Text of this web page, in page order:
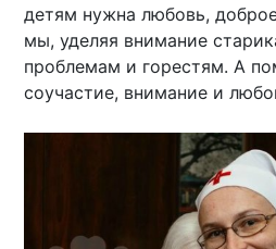
детям нужна любовь,
мы, уделяя внимание
проблемам и горестям. А
соучастие, внимание и